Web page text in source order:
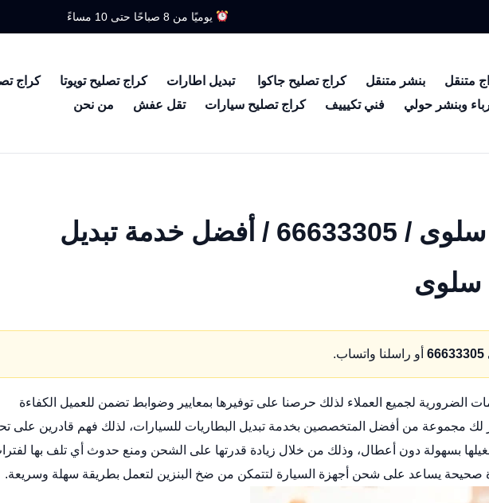
يوميًا من 8 صباحًا حتى 10 مساءً
متنقل بنشر متنقل كراج تصليح جاكوا تبديل اطارات كراج تصليح تويوتا
كراج
وبنشر حولي
فني تكيييف كراج تصليح سيارات تقل عفش من نحن
تبديل بطاريات سلوى / 66633305 / أفضل خدمة تبديل
سلوى
66633305 أو راسلنا واتساب.
الضرورية لجميع العملاء لذلك حرصنا على توفيرها بمعايير وضوابط تضمن للعميل الكفاءة
لك مجموعة من أفضل المتخصصين بخدمة تبديل البطاريات للسيارات، لذلك فهم قادرين على
بسهولة دون أعطال، وذلك من خلال زيادة قدرتها على الشحن ومنع حدوث أي تلف بها
صحيحة يساعد على شحن أجهزة السيارة لتتمكن من ضخ البنزين لتعمل بطريقة سهلة وسريعة.